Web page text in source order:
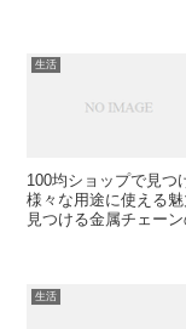
生活
100均ショップで見つ
様々な用途に使える
見つける金属チェー
生活